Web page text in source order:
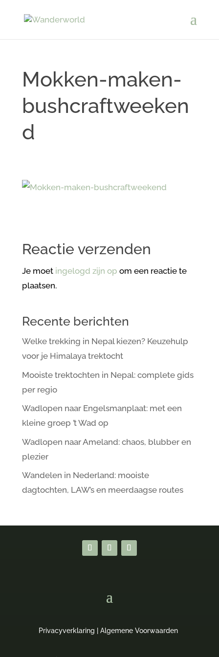
Mokken-maken-
bushcraftweeken
d
Reactie verzenden
Je moet ingelogd zijn op om een reactie te
plaatsen.
Recente berichten
Welke trekking in Nepal kiezen? Keuzehulp
voor je Himalaya trektocht
Mooiste trektochten in Nepal: complete gids
per regio
Wadlopen naar Engelsmanplaat: met een
kleine groep ’t Wad op
Wadlopen naar Ameland: chaos, blubber en
plezier
Wandelen in Nederland: mooiste
dagtochten, LAW’s en meerdaagse routes
Privacyverklaring |Algemene Voorwaarden